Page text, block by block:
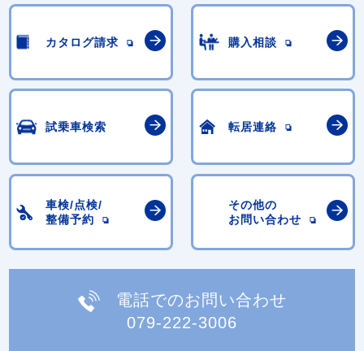
カタログ請求 購入相談
試乗車検索 転居連絡
車検/点検/
整備予約
その他の
お問い合わせ
電話でのお問い合わせ
079-222-3006